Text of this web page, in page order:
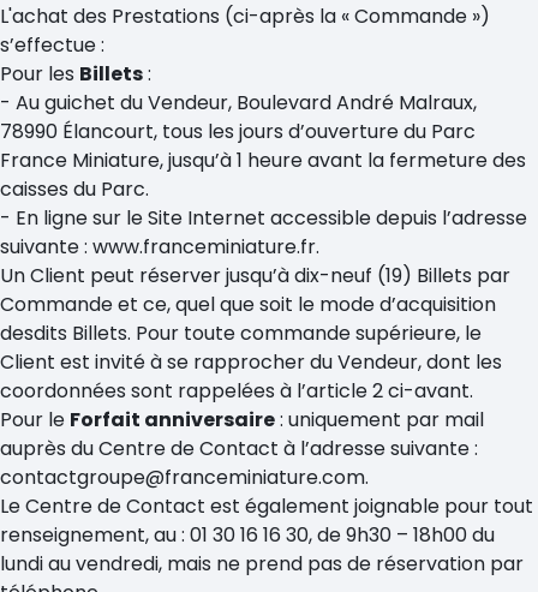
L'achat des Prestations (ci-après la « Commande »)
s’effectue :
Pour les Billets:
- Au guichet du Vendeur, Boulevard André Malraux,
78990 Élancourt, tous les jours d’ouverture du Parc
France Miniature, jusqu’à 1 heure avant la fermeture des
caisses du Parc.
- En ligne sur le Site Internet accessible depuis l’adresse
suivante : www.franceminiature.fr.
Un Client peut réserver jusqu’à dix-neuf (19) Billets par
Commande et ce, quel que soit le mode d’acquisition
desdits Billets. Pour toute commande supérieure, le
Client est invité à se rapprocher du Vendeur, dont les
coordonnées sont rappelées à l’article 2 ci-avant.
Pour le Forfait anniversaire: uniquement par mail
auprès du Centre de Contact à l’adresse suivante :
contactgroupe@franceminiature.com.
Le Centre de Contact est également joignable pour tout
renseignement, au : 01 30 16 16 30, de 9h30 – 18h00 du
lundi au vendredi, mais ne prend pas de réservation par